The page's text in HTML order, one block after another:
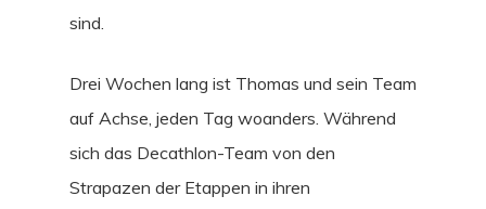
sind.
Drei Wochen lang ist Thomas und sein Team
auf Achse, jeden Tag woanders. Während
sich das Decathlon-Team von den
Strapazen der Etappen in ihren